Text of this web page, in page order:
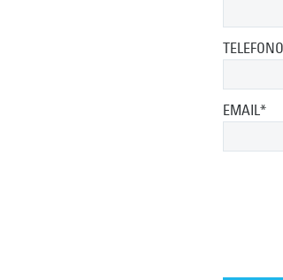
EMAIL*